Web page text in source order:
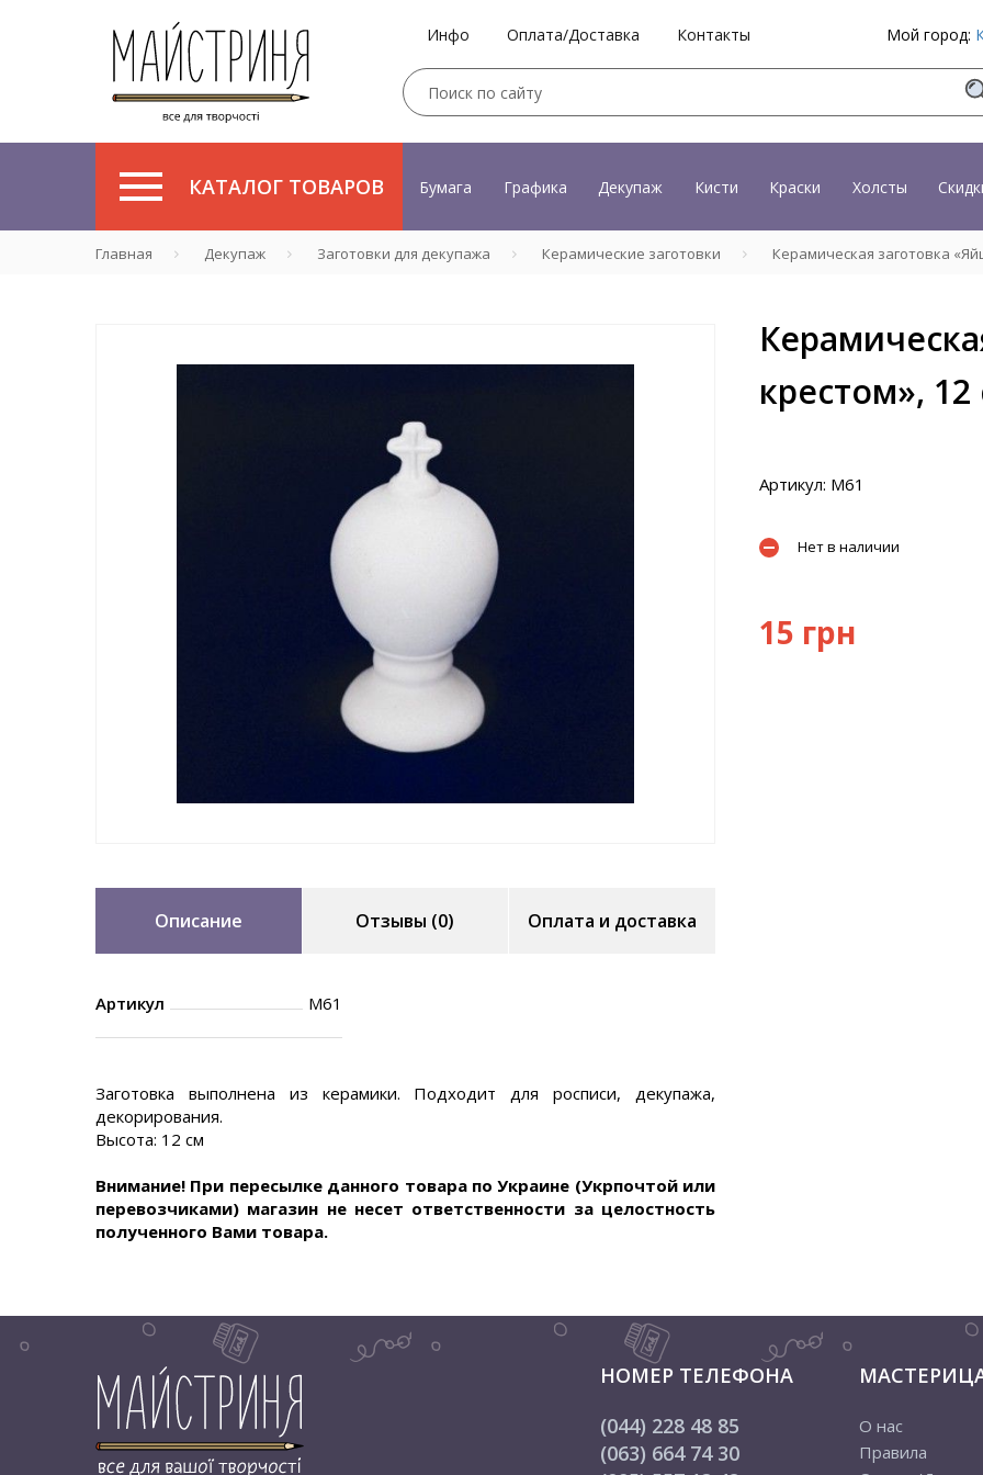
Инфо Оплата/Доставка Контакты Мой город:
КАТАЛОГ ТОВАРОВ Бумага Графика Декупаж Кисти Краски Холсты
Главная Декупаж Заготовки для декупажа Керамические заготовки Керамическая заготовка
Описание Отзывы (0) Оплата и доставка
Артикул М61
Заготовка выполнена из керамики. Подходит для росписи, декупажа,
декорирования.
Высота: 12 см
Внимание! При пересылке данного товара по Украине (Укрпочтой или
перевозчиками) магазин не несет ответственности за целостность
полученного Вами товара.
крестом», 12
Артикул: М61
Нет в наличии
15 грн
НОМЕР ТЕЛЕФОНА
(044) 228 48 85
(063) 664 74 30
О нас
Правила